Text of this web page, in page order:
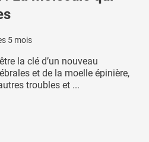
5 mois
la clé d’un nouveau
et de la moelle épinière,
troubles et ...